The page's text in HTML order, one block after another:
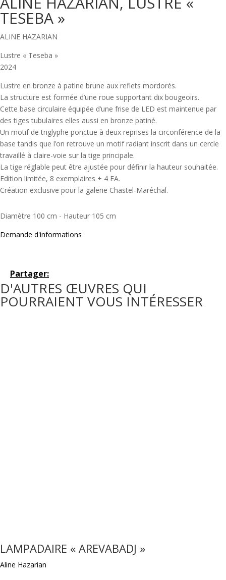
TESEBA »
ALINE HAZARIAN
Lustre « Teseba »
2024
Lustre en bronze à patine brune aux reflets mordorés.
La structure est formée d’une roue supportant dix bougeoirs.
Cette base circulaire équipée d’une frise de LED est maintenue par
des tiges tubulaires elles aussi en bronze patiné.
Un motif de triglyphe ponctue à deux reprises la circonférence de la
base tandis que l’on retrouve un motif radiant inscrit dans un cercle
travaillé à claire-voie sur la tige principale.
La tige réglable peut être ajustée pour définir la hauteur souhaitée.
Edition limitée, 8 exemplaires + 4 EA.
Création exclusive pour la galerie Chastel-Maréchal.
Diamètre 100 cm - Hauteur 105 cm
Demande d'informations
Partager:
D'AUTRES ŒUVRES QUI
POURRAIENT VOUS INTÉRESSER
LAMPADAIRE « AREVABADJ »
Aline Hazarian